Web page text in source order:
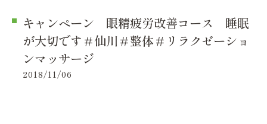
キャンペーン 眼精疲労改善コース 睡眠
が大切です＃仙川＃整体＃リラクゼーショ
ンマッサージ
2018/11/06